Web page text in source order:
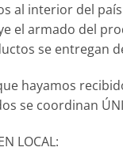
al interior del
el armado del
se entregan
hayamos
se coordinan
LOCAL: